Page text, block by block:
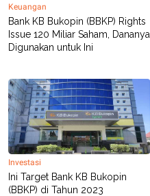
D
A
N
A
N
A
N
C
E
T
A
K
I
N
J
A
E
M
I
T
E
N
EA
Keuangan
Bank KB Bukopin (BBKP) Rights
Issue 120 Miliar Saham, Dananya
Digunakan untuk Ini
Investasi
Ini Target Bank KB Bukopin
(BBKP) di Tahun 2023